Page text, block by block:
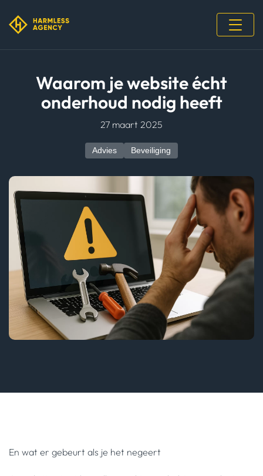
Waarom je website écht
onderhoud nodig heeft
27 maart 2025
Advies Beveiliging
En wat er gebeurt als je het negeert